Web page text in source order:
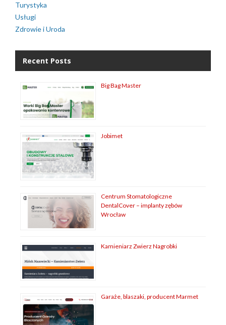
Turystyka
Usługi
Zdrowie i Uroda
Recent Posts
Big Bag Master
Jobimet
Centrum Stomatologiczne
DentalCover – implanty zębów
Wrocław
Kamieniarz Zwierz Nagrobki
Garaże, blaszaki, producent Marmet